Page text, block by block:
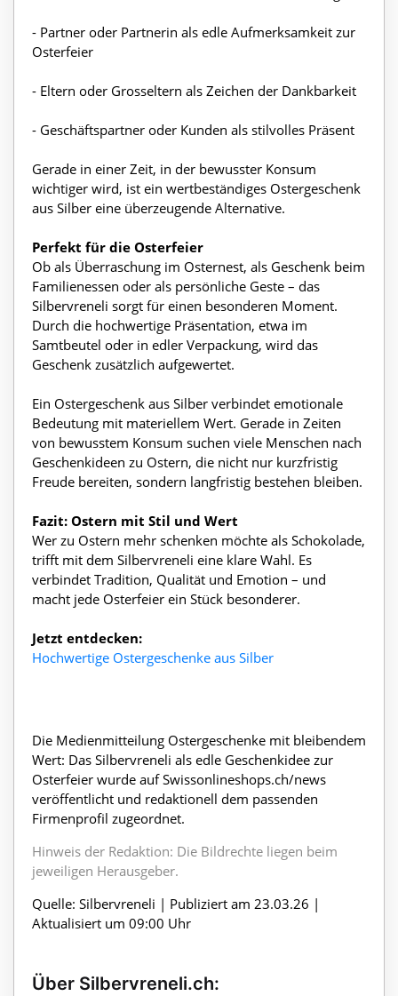
- Partner oder Partnerin als edle Aufmerksamkeit zur
Osterfeier
- Eltern oder Grosseltern als Zeichen der Dankbarkeit
- Geschäftspartner oder Kunden als stilvolles Präsent
Gerade in einer Zeit, in der bewusster Konsum
wichtiger wird, ist ein wertbeständiges Ostergeschenk
aus Silber eine überzeugende Alternative.
Perfekt für die Osterfeier
Ob als Überraschung im Osternest, als Geschenk beim
Familienessen oder als persönliche Geste – das
Silbervreneli sorgt für einen besonderen Moment.
Durch die hochwertige Präsentation, etwa im
Samtbeutel oder in edler Verpackung, wird das
Geschenk zusätzlich aufgewertet.
Ein Ostergeschenk aus Silber verbindet emotionale
Bedeutung mit materiellem Wert. Gerade in Zeiten
von bewusstem Konsum suchen viele Menschen nach
Geschenkideen zu Ostern, die nicht nur kurzfristig
Freude bereiten, sondern langfristig bestehen bleiben.
Fazit: Ostern mit Stil und Wert
Wer zu Ostern mehr schenken möchte als Schokolade,
trifft mit dem Silbervreneli eine klare Wahl. Es
verbindet Tradition, Qualität und Emotion – und
macht jede Osterfeier ein Stück besonderer.
Jetzt entdecken:
Hochwertige Ostergeschenke aus Silber
Die Medienmitteilung Ostergeschenke mit bleibendem
Wert: Das Silbervreneli als edle Geschenkidee zur
Osterfeier wurde auf Swissonlineshops.ch/news
veröffentlicht und redaktionell dem passenden
Firmenprofil zugeordnet.
Hinweis der Redaktion: Die Bildrechte liegen beim
jeweiligen Herausgeber.
Quelle: Silbervreneli | Publiziert am 23.03.26 |
Aktualisiert um 09:00 Uhr
Über Silbervreneli.ch: